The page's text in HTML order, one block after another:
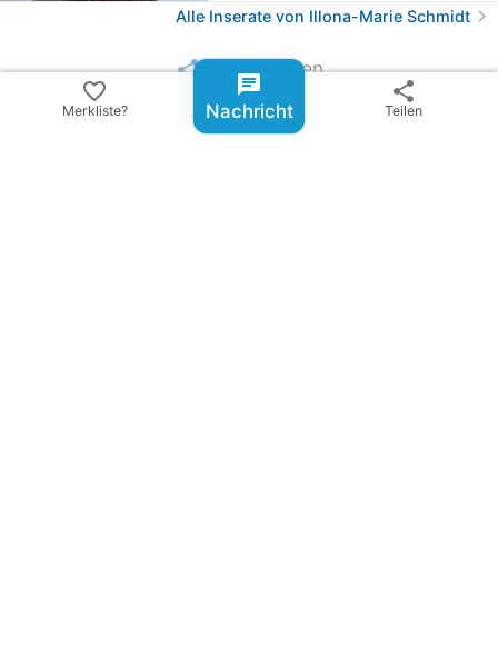
Alle Inserate von Illona-Marie Schmidt chevron_right
share Inserat teilen
favorite_border
Merkliste?
chat
Nachricht
share
Teilen